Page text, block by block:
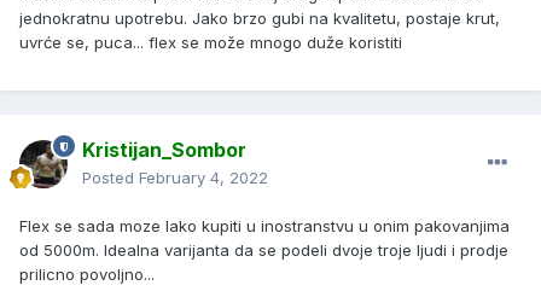
jednokratnu upotrebu. Jako brzo gubi na kvalitetu, postaje krut,
uvrće se, puca... flex se može mnogo duže koristiti
Kristijan_Sombor
Posted February 4, 2022
Flex se sada moze lako kupiti u inostranstvu u onim pakovanjima
od 5000m. Idealna varijanta da se podeli dvoje troje ljudi i prodje
prilicno povoljno...